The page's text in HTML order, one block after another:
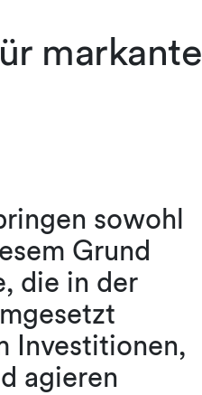
markante
sowohl
Grund
die in der
Investitionen,
agieren